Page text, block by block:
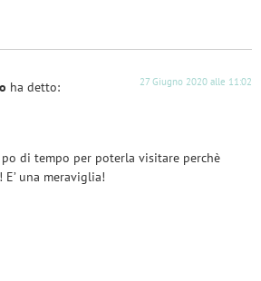
ha detto: 27 Giugno 2020 alle 11:02
di tempo per poterla visitare perchè
una meraviglia!